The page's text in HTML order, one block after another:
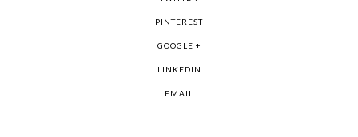
PINTEREST
GOOGLE +
LINKEDIN
EMAIL